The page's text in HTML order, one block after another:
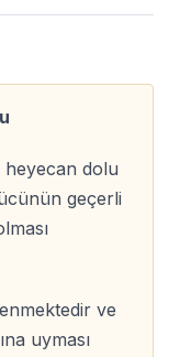
gruba eşlik
dolu
geçerli
ve
uyması